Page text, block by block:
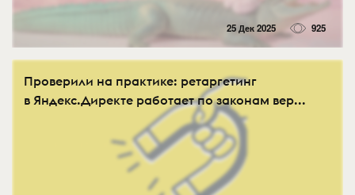
25 Дек 2025 925
Проверили на практике: ретаргетинг
в Яндекс.Директе работает по законам вер...